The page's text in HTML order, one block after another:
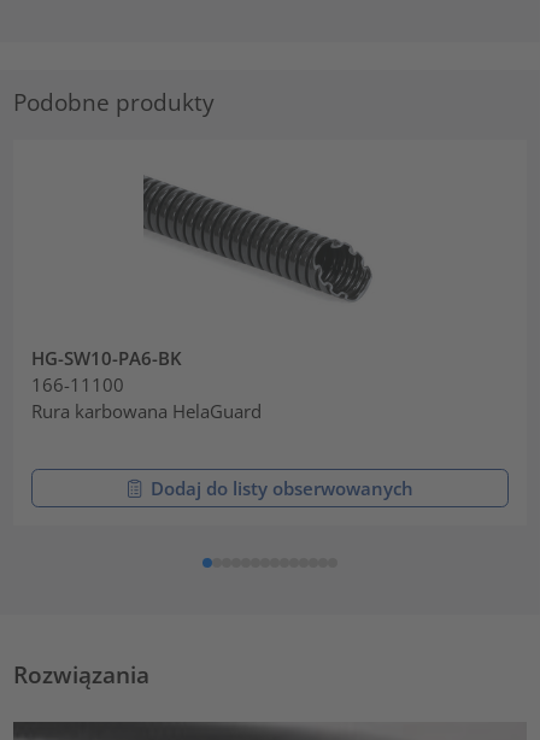
Podobne produkty
HG-SW10-PA6-BK
166-11100
Rura karbowana HelaGuard
Dodaj do listy obserwowanych
Rozwiązania